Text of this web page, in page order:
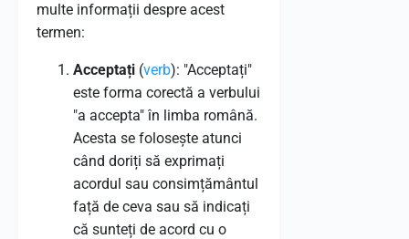
multe informații despre acest
termen:
Acceptați (verb): "Acceptați"
este forma corectă a verbului
"a accepta" în limba română.
Acesta se folosește atunci
când doriți să exprimați
acordul sau consimțământul
față de ceva sau să indicați
că sunteți de acord cu o